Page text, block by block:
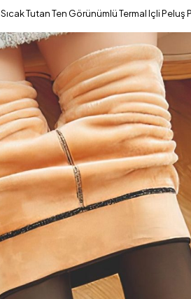
Sıcak Tutan Ten Görünümlü Termal Içli Peluş